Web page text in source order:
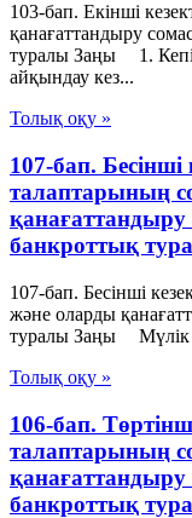
103-бап. Екінші
қанағаттандыру
туралы Заңы 1.
айқындау кез...
Толық оқу »
107-бап. Бесінші
талаптарының
қанағаттандыру
банкроттық
107-бап. Бесінші
және оларды
туралы Заңы Мүлік
Толық оқу »
106-бап.
талаптарының
қанағаттандыру
банкроттық